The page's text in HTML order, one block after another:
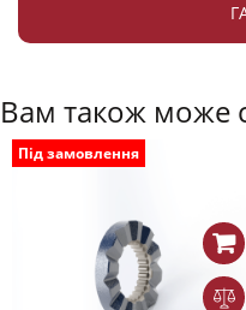
Вам також може
Під замовлення